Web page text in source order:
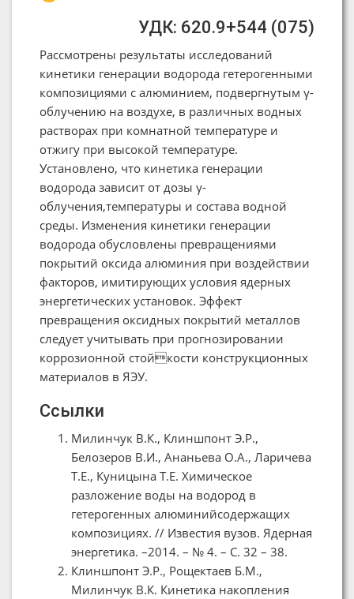
УДК: 620.9+544 (075)
Рассмотрены результаты исследований
кинетики генерации водорода гетерогенными
композициями с алюминием, подвергнутым γ-
облучению на воздухе, в различных водных
растворах при комнатной температуре и
отжигу при высокой температуре.
Установлено, что кинетика генерации
водорода зависит от дозы γ-
облучения,температуры и состава водной
среды. Изменения кинетики генерации
водорода обусловлены превращениями
покрытий оксида алюминия при воздействии
факторов, имитирующих условия ядерных
энергетических установок. Эффект
превращения оксидных покрытий металлов
следует учитывать при прогнозировании
коррозионной стойкости конструкционных
материалов в ЯЭУ.
Ссылки
Милинчук В.К., Клиншпонт Э.Р.,
Белозеров В.И., Ананьева О.А., Ларичева
Т.Е., Куницына Т.Е. Химическое
разложение воды на водород в
гетерогенных алюминийсодержащих
композициях. // Известия вузов. Ядерная
энергетика. –2014. – № 4. – С. 32 – 38.
Клиншпонт Э.Р., Рощектаев Б.М.,
Милинчук В.К. Кинетика накопления